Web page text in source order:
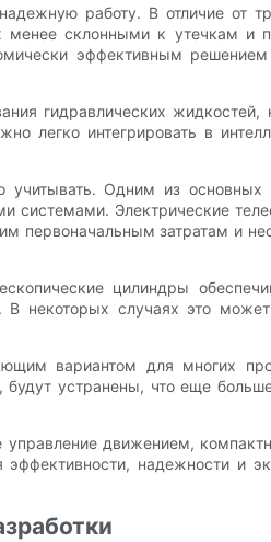
работу. В отличие от
менее склонными к утечкам и
эффективным
гидравлических жидкостей,
легко интегрировать в
учитывать. Одним из основных
системами. Электрические
первоначальным затратам и
цилиндры
В некоторых случаях это
вариантом для многих
будут устранены, что еще
управление движением,
надежности и